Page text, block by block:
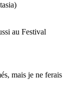
au Festival
mais je ne ferais